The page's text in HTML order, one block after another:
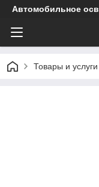
Автомобильное
Товары и услуги